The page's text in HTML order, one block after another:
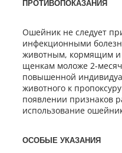
ПРОТИВОПОКАЗАНИЯ
Ошейник не следует
инфекционными
животным, кормящим и
щенкам моложе 2-
повышенной
животного к
появлении признаков
использование
ОСОБЫЕ УКАЗАНИЯ